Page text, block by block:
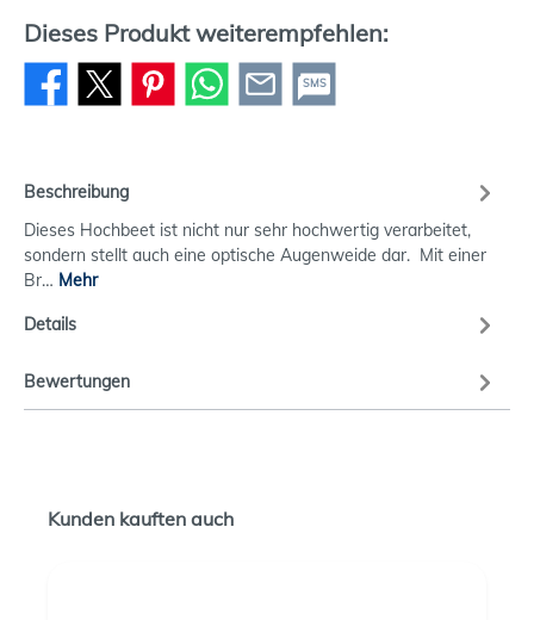
Dieses Produkt weiterempfehlen:
SMS
Beschreibung
Dieses Hochbeet ist nicht nur sehr hochwertig verarbeitet,
sondern stellt auch eine optische Augenweide dar. Mit einer
Br… Mehr
Details
Bewertungen
Kunden kauften auch